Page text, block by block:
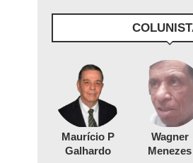
Maurício P
Galhardo
Wagner
Menezes